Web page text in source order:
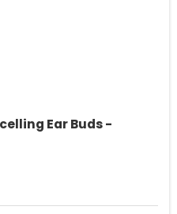
Ear Buds -